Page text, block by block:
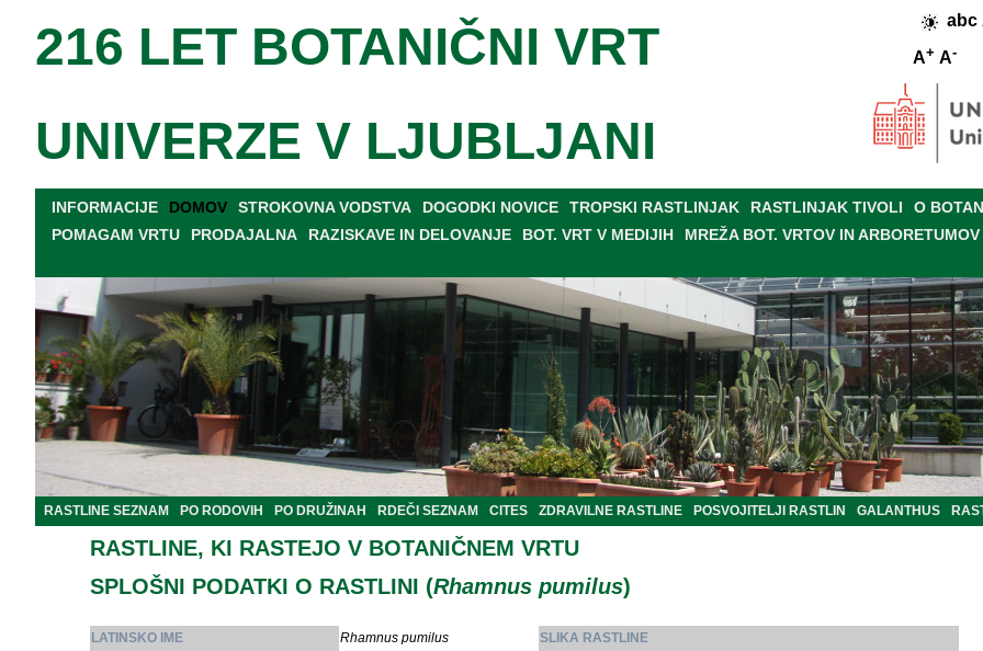
abc
A+ A-
216 LET BOTANIČNI VRT
UNIVERZE V LJUBLJANI
INFORMACIJE DOMOV STROKOVNA VODSTVA DOGODKI NOVICE TROPSKI RASTLINJAK RASTLINJAK TIVOLI O
POMAGAM VRTU
PRODAJALNA RAZISKAVE IN DELOVANJE BOT. VRT V MEDIJIH MREŽA BOT. VRTOV IN ARBORETUMOV
RASTLINE SEZNAM PO RODOVIH PO DRUŽINAH RDEČI SEZNAM CITES ZDRAVILNE RASTLINE POSVOJITELJI RASTLIN GALANTHUS
RASTLINE, KI RASTEJO V BOTANIČNEM VRTU
SPLOŠNI PODATKI O RASTLINI (Rhamnus pumilus)
LATINSKO IME
Rhamnus pumilus
SLIKA RASTLINE